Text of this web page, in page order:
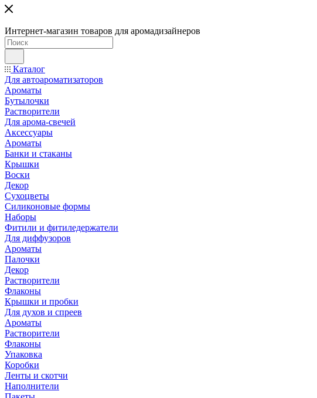
Интернет-магазин товаров для аромадизайнеров
Каталог
Для автоароматизаторов
Ароматы
Бутылочки
Растворители
Для арома-свечей
Аксессуары
Ароматы
Банки и стаканы
Крышки
Воски
Декор
Сухоцветы
Силиконовые формы
Наборы
Фитили и фитиледержатели
Для диффузоров
Ароматы
Палочки
Декор
Растворители
Флаконы
Крышки и пробки
Для духов и спреев
Ароматы
Растворители
Флаконы
Упаковка
Коробки
Ленты и скотчи
Наполнители